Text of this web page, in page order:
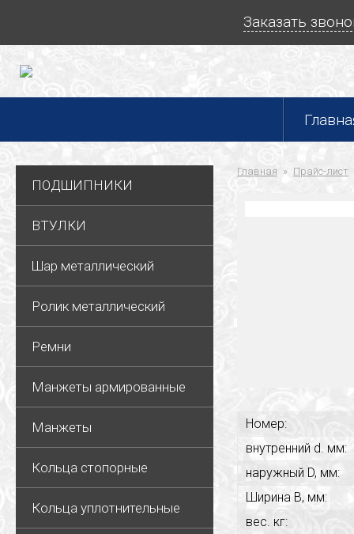
Заказать
ПОДШИПНИКИ
ВТУЛКИ
Шар металлический
Ролик металлический
Ремни
Манжеты армированные
Манжеты
Кольца стопорные
Кольца уплотнительные
Главная Прайс-лист
Номер:
внутренний d. мм:
наружный D, мм:
Ширина В, мм:
вес. кг: